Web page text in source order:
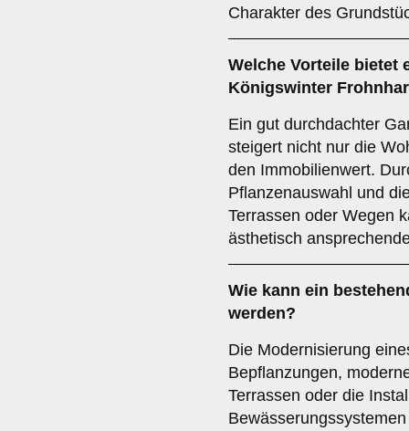
Charakter des
Welche Vorteile bietet
Königswinter
Ein gut durchdachter
steigert nicht nur die
den Immobilienwert.
Pflanzenauswahl und
Terrassen oder Wegen
ästhetisch
Wie kann ein
werden?
Die Modernisierung
Bepflanzungen,
Terrassen oder die